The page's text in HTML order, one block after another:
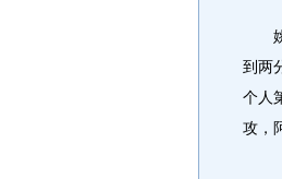
姚
到两
个人
攻，